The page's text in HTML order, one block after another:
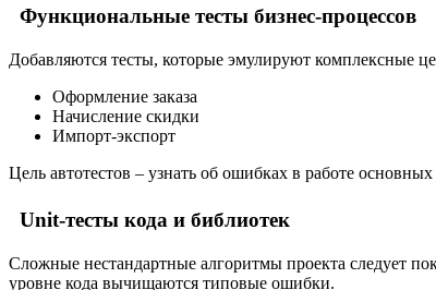
Функциональные тесты бизнес-процессов
Добавляются тесты, которые эмулируют комплексные
Оформление заказа
Начисление скидки
Импорт-экспорт
Цель автотестов – узнать об ошибках в работе
Unit-тесты кода и библиотек
Сложные нестандартные алгоритмы проекта следует
уровне кода вычищаются типовые ошибки.